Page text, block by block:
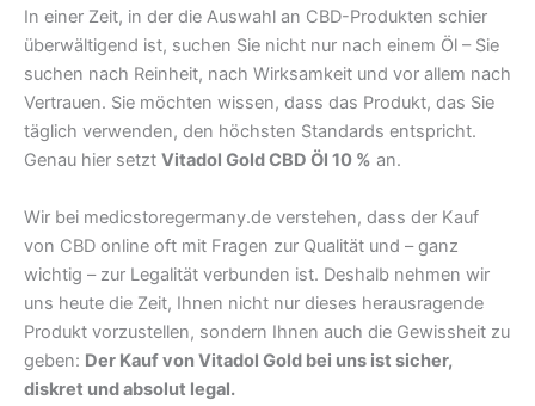
In einer Zeit, in der die Auswahl an CBD-Produkten schier
überwältigend ist, suchen Sie nicht nur nach einem Öl – Sie
suchen nach Reinheit, nach Wirksamkeit und vor allem nach
Vertrauen. Sie möchten wissen, dass das Produkt, das Sie
täglich verwenden, den höchsten Standards entspricht.
Genau hier setzt Vitadol Gold CBD Öl 10 % an.
Wir bei medicstoregermany.de verstehen, dass der Kauf
von CBD online oft mit Fragen zur Qualität und – ganz
wichtig – zur Legalität verbunden ist. Deshalb nehmen wir
uns heute die Zeit, Ihnen nicht nur dieses herausragende
Produkt vorzustellen, sondern Ihnen auch die Gewissheit zu
geben: Der Kauf von Vitadol Gold bei uns ist sicher,
diskret und absolut legal.